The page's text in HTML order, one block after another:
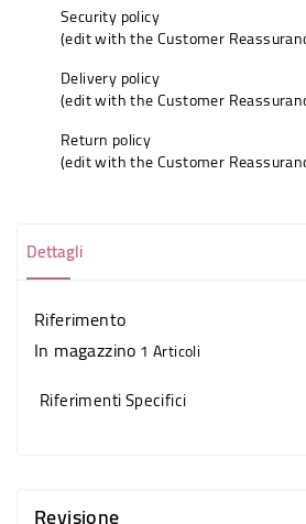
Security policy
(edit with the Customer
Delivery policy
(edit with the Customer
Return policy
(edit with the Customer
Dettagli
Riferimento
In magazzino1 Articoli
Riferimenti Specifici
Revisione